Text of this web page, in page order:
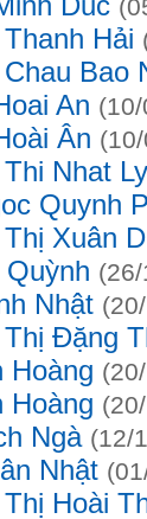
Hải
Bao
An
Ân
Nhat Ly
Quynh
Xuân
Quỳnh
Nhật
Thị Đặng
Hoàng
Hoàng
Ngà (12/
Nhật
Hoài